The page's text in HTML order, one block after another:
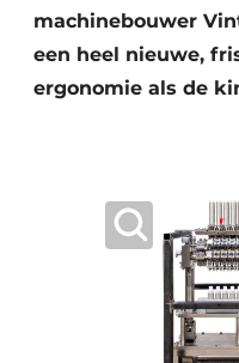
machinebouwer
een heel nieuwe,
ergonomie als de